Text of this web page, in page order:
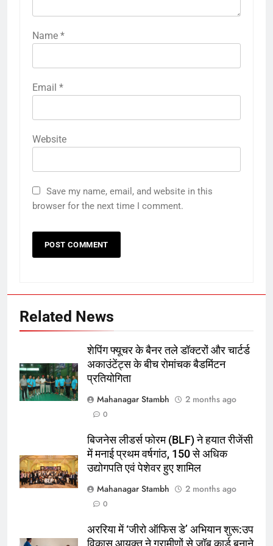
Name *
Email *
Website
Save my name, email, and website in this
browser for the next time I comment.
Related News
शेपिंग फ्यूचर के बैनर तले डॉक्टरों और चार्टर्ड
अकाउंटेंट्स के बीच रोमांचक बैडमिंटन
प्रतियोगिता
Mahanagar Stambh
2 months ago
0
बिजनेस लीडर्स फोरम (BLF) ने हयात रीजेंसी
में मनाई प्रथम वर्षगांठ, 150 से अधिक
उद्योगपति एवं पेशेवर हुए शामिल
Mahanagar Stambh
2 months ago
0
अररिया में ‘जीरो ऑफिस डे’ अभियान शुरू:उप
विकास आयुक्त ने ग्रामीणों से जॉब कार्ड बनाने
रूट 4 साल बाद इंग्लैंड की कप्तानी
एटकिंसन दूसरे टेस्ट से बाहर; आर्चर की
वापसी
क्रिकेट ‎स्पोर्ट्स
अररिया में ‘जीरो ऑफिस डे’ अभियान
शुरू:उप विकास आयुक्त ने ग्रामीणों से जॉब
कार्ड बनाने की अपील, कल भी आयोजन
पूर्व राज्य
किशनगंज में रेतुआ नदी पर बना डायवर्सन